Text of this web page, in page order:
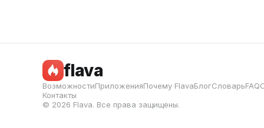
flava
ВозможностиПриложенияПочему FlavaБлогСловарьFAQ
Контакты
© 2026 Flava. Все права защищены.